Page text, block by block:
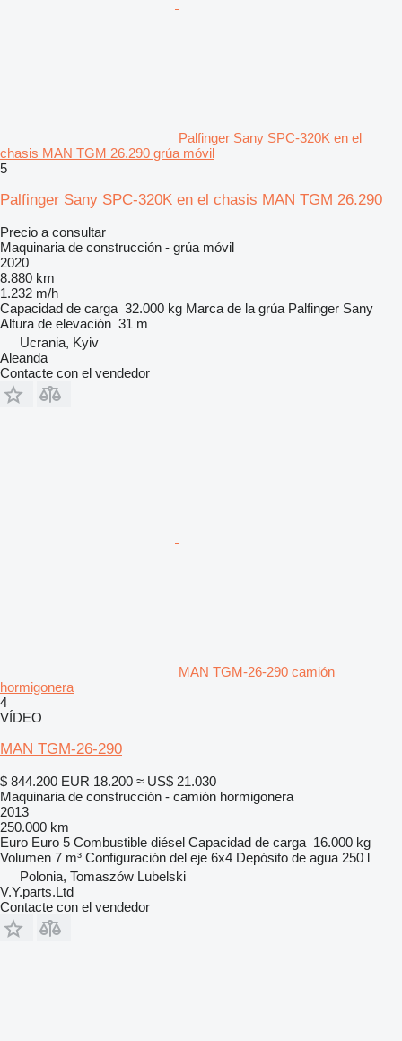
Palfinger Sany SPC-320K en el
chasis MAN TGM 26.290 grúa móvil
5
Palfinger Sany SPC-320K en el chasis MAN TGM 26.290
Precio a consultar
Maquinaria de construcción - grúa móvil
2020
8.880 km
1.232 m/h
Capacidad de carga 32.000 kg Marca de la grúa Palfinger Sany
Altura de elevación 31 m
Ucrania, Kyiv
Aleanda
Contacte con el vendedor
MAN TGM-26-290 camión
hormigonera
4
VÍDEO
MAN TGM-26-290
$ 844.200 EUR 18.200 ≈ US$ 21.030
Maquinaria de construcción - camión hormigonera
2013
250.000 km
Euro Euro 5 Combustible diésel Capacidad de carga 16.000 kg
Volumen 7 m³ Configuración del eje 6x4 Depósito de agua 250 l
Polonia, Tomaszów Lubelski
V.Y.parts.Ltd
Contacte con el vendedor